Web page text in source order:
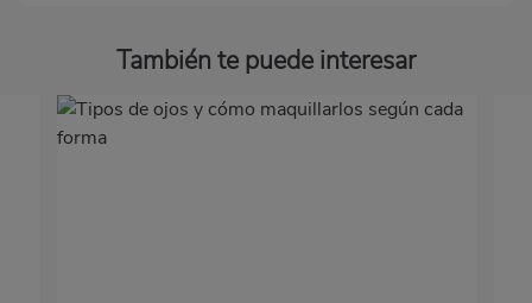
También te puede interesar